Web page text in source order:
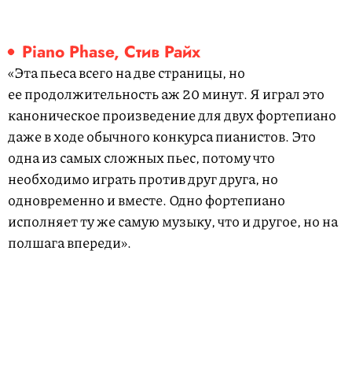
Piano Phase, Стив Райх
«Эта пьеса всего на две страницы, но
ее продолжительность аж 20 минут. Я играл это
каноническое произведение для двух фортепиано
даже в ходе обычного конкурса пианистов. Это
одна из самых сложных пьес, потому что
необходимо играть против друг друга, но
одновременно и вместе. Одно фортепиано
исполняет ту же самую музыку, что и другое, но на
полшага впереди».